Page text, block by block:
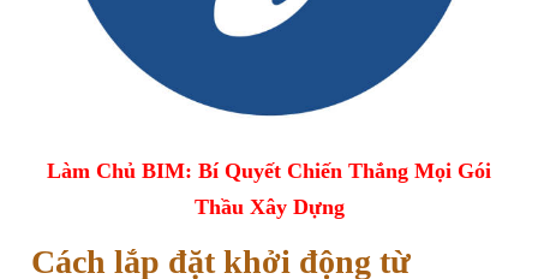
Làm Chủ BIM: Bí Quyết Chiến Thắng Mọi Gói
Thầu Xây Dựng
Cách lắp đặt khởi động từ